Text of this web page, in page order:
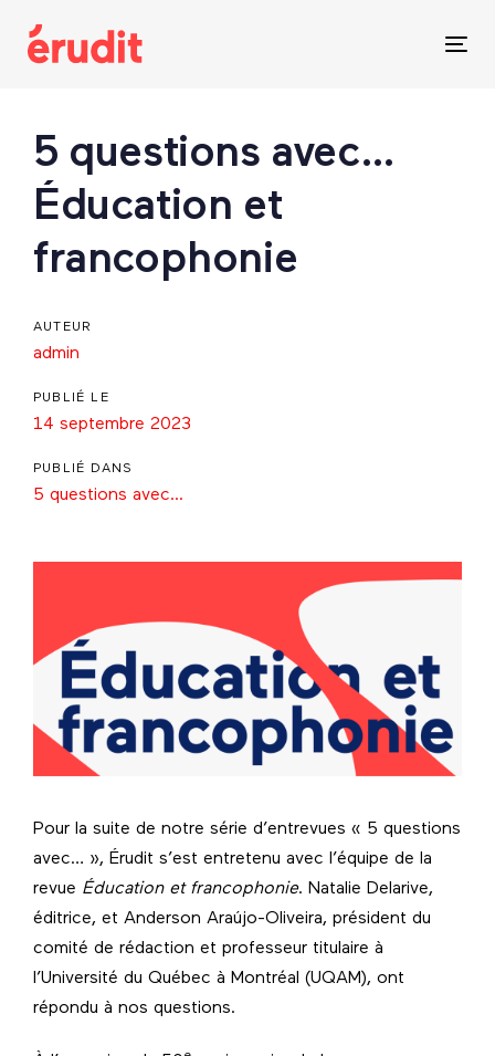
links
5 questions avec…
Éducation et
francophonie
AUTEUR
admin
PUBLIÉ LE
14 septembre 2023
PUBLIÉ DANS
5 questions avec...
Pour la suite de notre série d’entrevues « 5 questions
avec… », Érudit s’est entretenu avec l’équipe de la
revue Éducation et francophonie. Natalie Delarive,
éditrice, et Anderson Araújo-Oliveira, président du
comité de rédaction et professeur titulaire à
l’Université du Québec à Montréal (UQAM), ont
répondu à nos questions.
Post
navigation